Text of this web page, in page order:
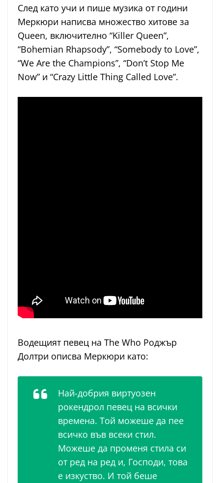
След като учи и пише музика от години
Меркюри написва множество хитове за
Queen, включително “Killer Queen”,
“Bohemian Rhapsody”, “Somebody to Love”,
“We Are the Champions”, “Don’t Stop Me
Now” и “Crazy Little Thing Called Love”.
Водещият певец на The Who Роджър
Долтри описва Меркюри като:
Най-добрия виртуозен
рокендрол певец на всички
времена. Той можеше да пее
всичко във всеки стил.
Можеше да променя стила си
от ред на ред и, Господи, това
е изкуство. И той беше